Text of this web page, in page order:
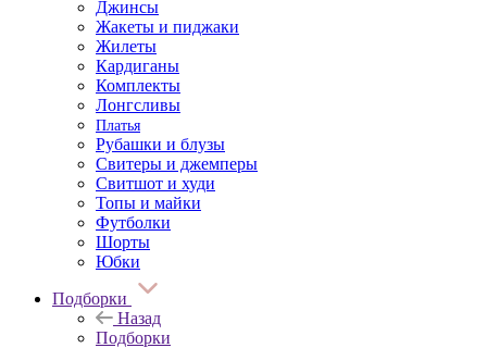
Джинсы
Жакеты и пиджаки
Жилеты
Кардиганы
Комплекты
Лонгсливы
Платья
Рубашки и блузы
Свитеры и джемперы
Свитшот и худи
Топы и майки
Футболки
Шорты
Юбки
Подборки
Назад
Подборки